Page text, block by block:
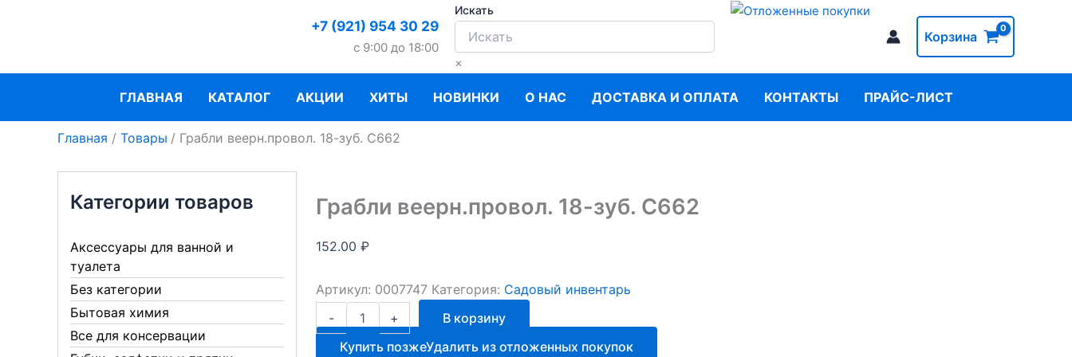
+7 (921) 954 30 29
c 9:00 до 18:00
Искать
×
Корзина
ГЛАВНАЯ КАТАЛОГ АКЦИИ ХИТЫ НОВИНКИ О НАС ДОСТАВКА И ОПЛАТА КОНТАКТЫ ПРАЙС-ЛИСТ
Главная Товары Грабли веерн.провол. 18-зуб. С662
Категории товаров
Аксессуары для ванной и
туалета
Без категории
Бытовая химия
Все для консервации
Грабли веерн.провол. 18-зуб. С662
152.00 ₽
Артикул: 0007747 Категория: Садовый инвентарь
-
Количество
товара
Грабли
+
В корзину
Купить позжеУдалить из отложенных покупок